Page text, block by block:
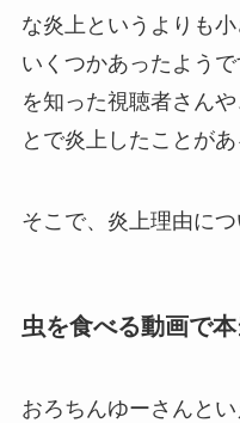
な炎上というよりも
いくつかあったよう
を知った視聴者さん
とで炎上したことが
そこで、炎上理由に
虫を食べる動画で
おろちんゆーさんと